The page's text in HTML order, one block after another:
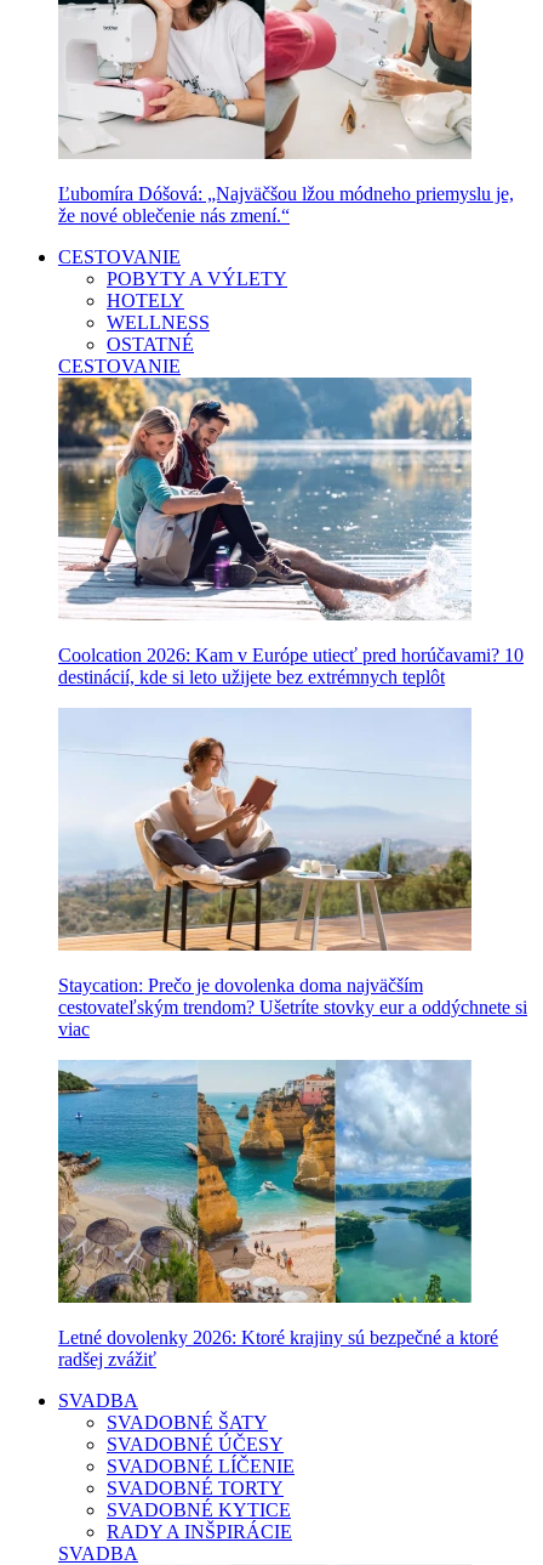
Ľubomíra Dóšová: „Najväčšou lžou módneho priemyslu je,
že nové oblečenie nás zmení.“
CESTOVANIE
POBYTY A VÝLETY
HOTELY
WELLNESS
OSTATNÉ
CESTOVANIE
Coolcation 2026: Kam v Európe utiecť pred horúčavami? 10
destinácií, kde si leto užijete bez extrémnych teplôt
Staycation: Prečo je dovolenka doma najväčším
cestovateľským trendom? Ušetríte stovky eur a oddýchnete si
viac
Letné dovolenky 2026: Ktoré krajiny sú bezpečné a ktoré
radšej zvážiť
SVADBA
SVADOBNÉ ŠATY
SVADOBNÉ ÚČESY
SVADOBNÉ LÍČENIE
SVADOBNÉ TORTY
SVADOBNÉ KYTICE
RADY A INŠPIRÁCIE
SVADBA